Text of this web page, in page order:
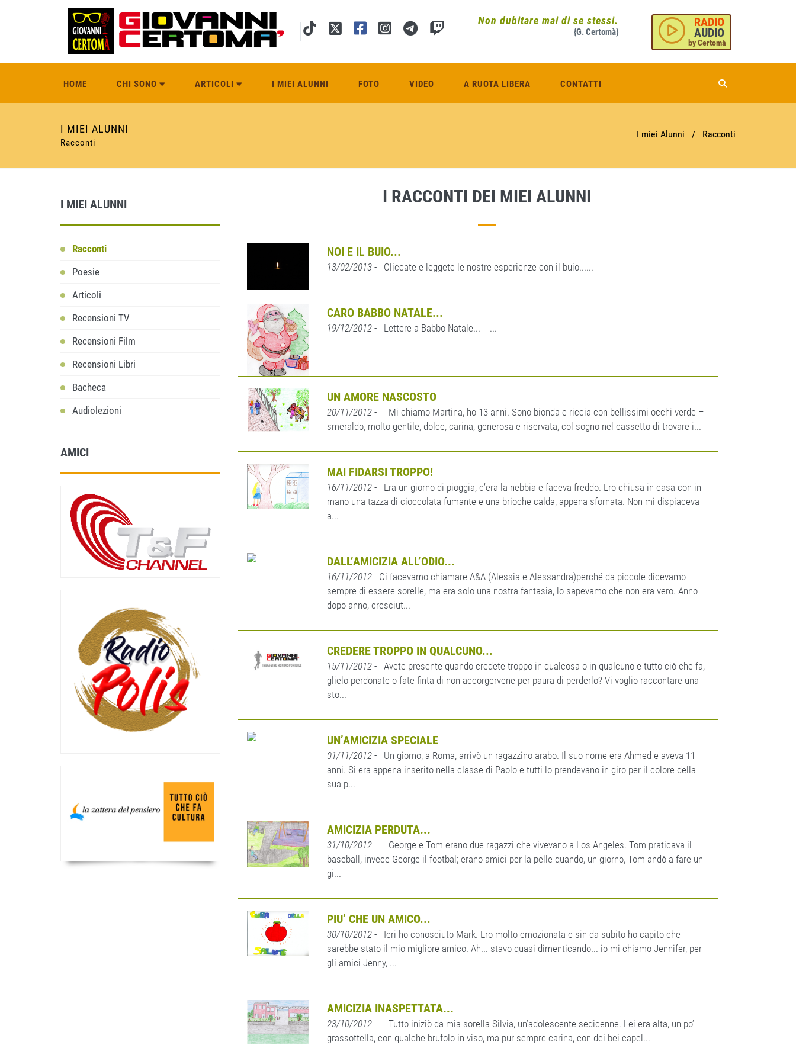
Non dubitare mai di se stessi.
{G. Certomà}
RADIO
AUDIO
by Certomà
HOME CHI SONO ARTICOLI I MIEI ALUNNI FOTO VIDEO A RUOTA LIBERA CONTATTI
I MIEI ALUNNI
Racconti
I miei Alunni / Racconti
I MIEI ALUNNI
Racconti
Poesie
Articoli
Recensioni TV
Recensioni Film
Recensioni Libri
Bacheca
Audiolezioni
AMICI
I RACCONTI DEI MIEI ALUNNI
NOI E IL BUIO...
13/02/2013- Cliccate e leggete le nostre esperienze con il buio......
CARO BABBO NATALE...
19/12/2012- Lettere a Babbo Natale... ...
UN AMORE NASCOSTO
20/11/2012- Mi chiamo Martina, ho 13 anni. Sono bionda e riccia con bellissimi occhi verde –
smeraldo, molto gentile, dolce, carina, generosa e riservata, col sogno nel cassetto di trovare i...
MAI FIDARSI TROPPO!
16/11/2012- Era un giorno di pioggia, c’era la nebbia e faceva freddo. Ero chiusa in casa con in
mano una tazza di cioccolata fumante e una brioche calda, appena sfornata. Non mi dispiaceva
a...
DALL’AMICIZIA ALL’ODIO...
16/11/2012- Ci facevamo chiamare A&A (Alessia e Alessandra)perché da piccole dicevamo
sempre di essere sorelle, ma era solo una nostra fantasia, lo sapevamo che non era vero. Anno
dopo anno, cresciut...
CREDERE TROPPO IN QUALCUNO...
15/11/2012- Avete presente quando credete troppo in qualcosa o in qualcuno e tutto ciò che fa,
glielo perdonate o fate finta di non accorgervene per paura di perderlo? Vi voglio raccontare una
sto...
UN’AMICIZIA SPECIALE
01/11/2012- Un giorno, a Roma, arrivò un ragazzino arabo. Il suo nome era Ahmed e aveva 11
anni. Si era appena inserito nella classe di Paolo e tutti lo prendevano in giro per il colore della
sua p...
AMICIZIA PERDUTA...
31/10/2012- George e Tom erano due ragazzi che vivevano a Los Angeles. Tom praticava il
baseball, invece George il footbal; erano amici per la pelle quando, un giorno, Tom andò a fare un
gi...
PIU’ CHE UN AMICO...
30/10/2012- Ieri ho conosciuto Mark. Ero molto emozionata e sin da subito ho capito che
sarebbe stato il mio migliore amico. Ah... stavo quasi dimenticando... io mi chiamo Jennifer, per
gli amici Jenny, ...
AMICIZIA INASPETTATA...
23/10/2012- Tutto iniziò da mia sorella Silvia, un’adolescente sedicenne. Lei era alta, un po’
grassottella, con qualche brufolo in viso, ma pur sempre carina, con dei bei capel...